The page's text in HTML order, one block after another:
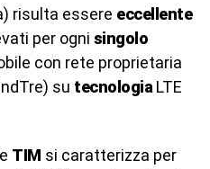
risulta essere eccellente
per ogni singolo
con rete proprietaria
su tecnologia LTE
TIM si caratterizza per